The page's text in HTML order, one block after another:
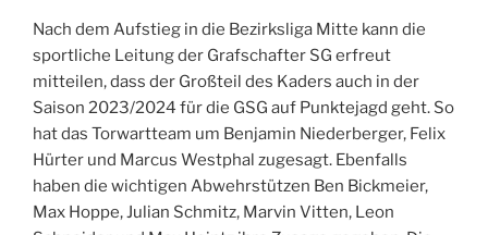
Nach dem Aufstieg in die Bezirksliga Mitte kann die
sportliche Leitung der Grafschafter SG erfreut
mitteilen, dass der Großteil des Kaders auch in der
Saison 2023/2024 für die GSG auf Punktejagd geht. So
hat das Torwartteam um Benjamin Niederberger, Felix
Hürter und Marcus Westphal zugesagt. Ebenfalls
haben die wichtigen Abwehrstützen Ben Bickmeier,
Max Hoppe, Julian Schmitz, Marvin Vitten, Leon